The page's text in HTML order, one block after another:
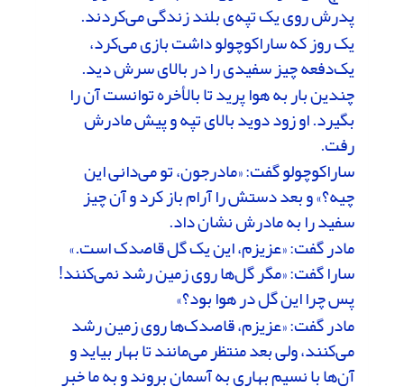
پدرش روى یک تپه‌ى بلند زندگى مى‌کردند.
یک روز که ساراکوچولو داشت بازى می‌کرد،
یک‌دفعه چیز سفیدى را در بالاى سرش دید.
چندین بار به هوا پرید تا بالأخره توانست آن را
بگیرد. او زود دوید بالاى تپه و پیش مادرش
رفت.
ساراکوچولو گفت: «مادرجون، تو می‌دانى این
چیه؟» و بعد دستش را آرام باز کرد و آن چیز
سفید را به مادرش نشان داد.
مادر گفت: «عزیزم، این یک گل قاصدک است.»
سارا گفت: «مگر گل‌ها روى زمین رشد نمى‌کنند!
پس چرا این گل در هوا بود؟»
مادر گفت: «عزیزم، قاصدک‌ها روى زمین رشد
مى‌کنند، ولى بعد منتظر می‌مانند تا بهار بیاید و
آن‌ها با نسیم بهارى به آسمان بروند و به ما خبر